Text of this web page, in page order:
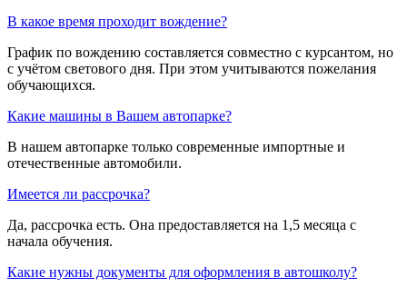
В какое время проходит вождение?
График по вождению составляется совместно с курсантом, но
с учётом светового дня. При этом учитываются пожелания
обучающихся.
Какие машины в Вашем автопарке?
В нашем автопарке только современные импортные и
отечественные автомобили.
Имеется ли рассрочка?
Да, рассрочка есть. Она предоставляется на 1,5 месяца с
начала обучения.
Какие нужны документы для оформления в автошколу?